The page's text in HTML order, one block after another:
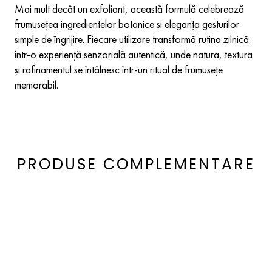
Mai mult decât un exfoliant, această formulă celebrează
frumusețea ingredientelor botanice și eleganța gesturilor
simple de îngrijire. Fiecare utilizare transformă rutina zilnică
într-o experiență senzorială autentică, unde natura, textura
și rafinamentul se întâlnesc într-un ritual de frumusețe
memorabil.
PRODUSE COMPLEMENTARE